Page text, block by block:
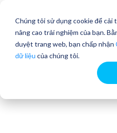
Chúng tôi sử dụng cookie để cải
nâng cao trải nghiệm của bạn.
duyệt trang web, bạn chấp nhận
dữ liệu của chúng tôi.